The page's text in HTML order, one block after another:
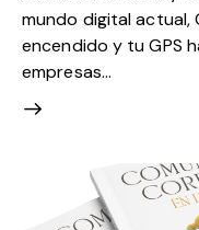
mundo digital actual,
encendido y tu GPS
empresas…